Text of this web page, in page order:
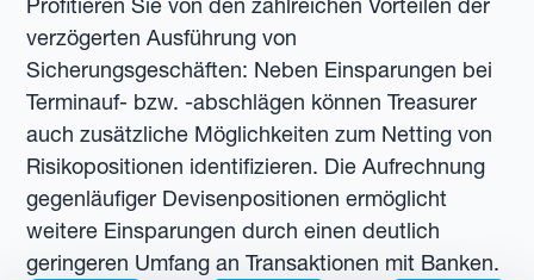
Profitieren Sie von den zahlreichen Vorteilen der
verzögerten Ausführung von
Sicherungsgeschäften: Neben Einsparungen bei
Terminauf- bzw. -abschlägen können Treasurer
auch zusätzliche Möglichkeiten zum Netting von
Risikopositionen identifizieren. Die Aufrechnung
gegenläufiger Devisenpositionen ermöglicht
weitere Einsparungen durch einen deutlich
geringeren Umfang an Transaktionen mit Banken.